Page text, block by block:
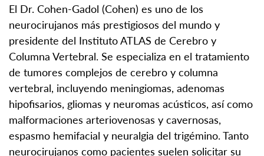
El Dr. Cohen-Gadol (Cohen) es uno de los
neurocirujanos más prestigiosos del mundo y
presidente del Instituto ATLAS de Cerebro y
Columna Vertebral. Se especializa en el tratamiento
de tumores complejos de cerebro y columna
vertebral, incluyendo meningiomas, adenomas
hipofisarios, gliomas y neuromas acústicos, así como
malformaciones arteriovenosas y cavernosas,
espasmo hemifacial y neuralgia del trigémino. Tanto
neurocirujanos como pacientes suelen solicitar su